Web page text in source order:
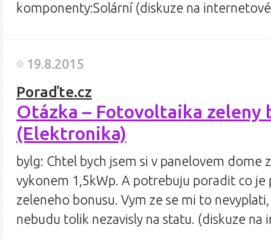
komponenty:Solární (diskuze na
19.8.2015
Poraďte.cz
Otázka – Fotovoltaika zeleny
(Elektronika)
bylg: Chtel bych jsem si v panelovem
vykonem 1,5kWp. A potrebuju poradit co je
zeleneho bonusu. Vym ze se mi to
nebudu tolik nezavisly na statu. (diskuze